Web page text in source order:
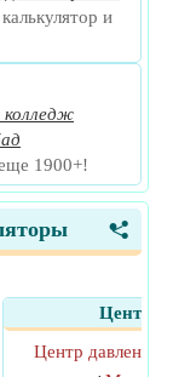
и
колледж
1900+!
<
Центр
Центр давления